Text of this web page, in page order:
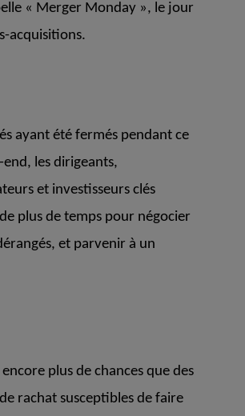
« Merger Monday », le jour
acquisitions.
ayant été fermés pendant ce
les dirigeants,
et investisseurs clés
plus de temps pour négocier
et parvenir à un
plus de chances que des
rachat susceptibles de faire